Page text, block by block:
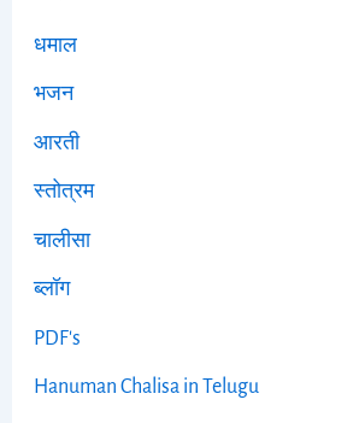
धमाल
भजन
आरती
स्तोत्रम
चालीसा
ब्लॉग
PDF's
Hanuman Chalisa in Telugu